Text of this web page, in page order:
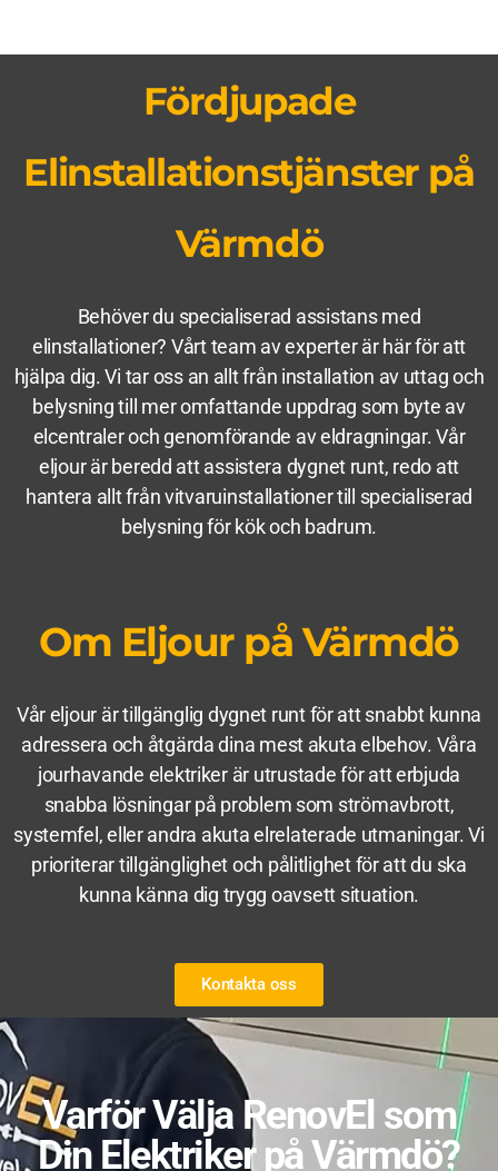
Fördjupade
Elinstallationstjänster på
Värmdö
Behöver du specialiserad assistans med
elinstallationer? Vårt team av experter är här för att
hjälpa dig. Vi tar oss an allt från installation av uttag och
belysning till mer omfattande uppdrag som byte av
elcentraler och genomförande av eldragningar. Vår
eljour är beredd att assistera dygnet runt, redo att
hantera allt från vitvaruinstallationer till specialiserad
belysning för kök och badrum.
Om Eljour på Värmdö
Vår eljour är tillgänglig dygnet runt för att snabbt kunna
adressera och åtgärda dina mest akuta elbehov. Våra
jourhavande elektriker är utrustade för att erbjuda
snabba lösningar på problem som strömavbrott,
systemfel, eller andra akuta elrelaterade utmaningar. Vi
prioriterar tillgänglighet och pålitlighet för att du ska
kunna känna dig trygg oavsett situation.
Kontakta oss
Varför Välja RenovEl som
Din Elektriker på Värmdö?